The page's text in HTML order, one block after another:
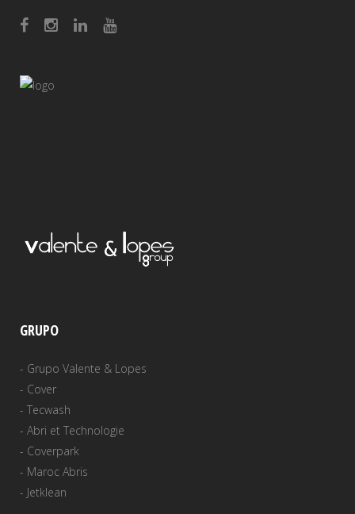
GRUPO
- Grupo Valente & Lopes
- Cover
- Tecwash
- Abri et Technologie
- Coverpark
- Maroc Abris
- Jetklean